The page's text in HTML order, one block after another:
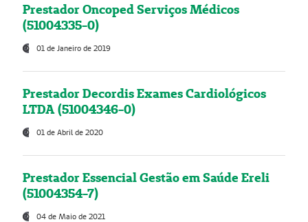
Prestador Oncoped Serviços Médicos
(51004335-0)
01 de Janeiro de 2019
Prestador Decordis Exames Cardiológicos
LTDA (51004346-0)
01 de Abril de 2020
Prestador Essencial Gestão em Saúde Ereli
(51004354-7)
04 de Maio de 2021